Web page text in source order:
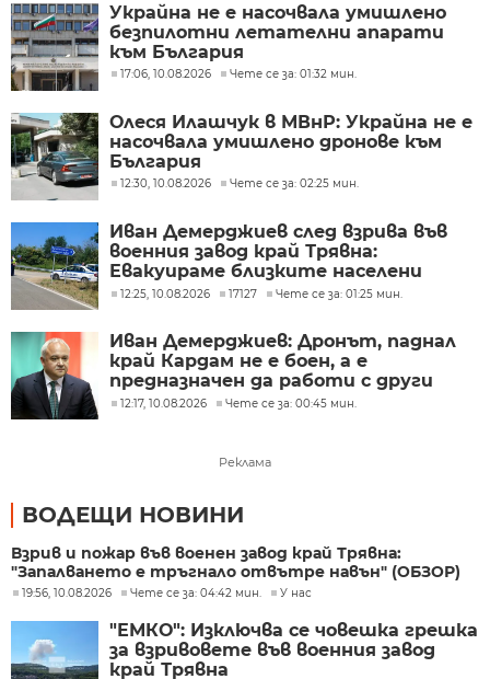
Украйна не е насочвала умишлено
безпилотни летателни апарати
към България
17:06, 10.08.2026 Чете се за: 01:32 мин.
Олеся Илашчук в МВнР: Украйна не е
насочвала умишлено дронове към
България
12:30, 10.08.2026 Чете се за: 02:25 мин.
Иван Демерджиев след взрива във
военния завод край Трявна:
Евакуираме близките населени
места
12:25, 10.08.2026 17127 Чете се за: 01:25 мин.
Иван Демерджиев: Дронът, паднал
край Кардам не е боен, а е
предназначен да работи с други
дронове
12:17, 10.08.2026 Чете се за: 00:45 мин.
Реклама
ВОДЕЩИ НОВИНИ
Взрив и пожар във военен завод край Трявна:
"Запалването е тръгнало отвътре навън" (ОБЗОР)
19:56, 10.08.2026 Чете се за: 04:42 мин. У нас
"ЕМКО": Изключва се човешка грешка
за взривовете във военния завод
край Трявна